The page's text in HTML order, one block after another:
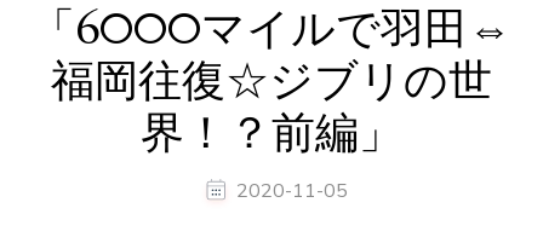
「6000マイルで羽田⇔
福岡往復☆ジブリの世
界！？前編」
2020-11-05